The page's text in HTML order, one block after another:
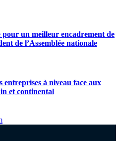
un meilleur encadrement de
de l’Assemblée nationale
entreprises à niveau face aux
et continental